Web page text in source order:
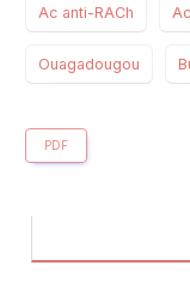
Ac anti-RACh
Ouagadougou
PDF